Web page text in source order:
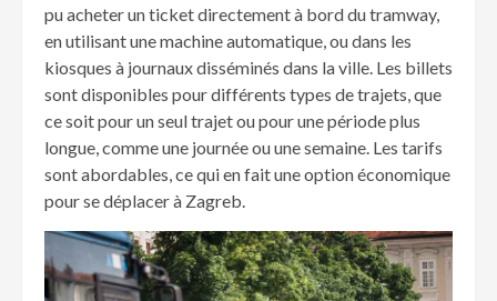
pu acheter un ticket directement à bord du tramway,
en utilisant une machine automatique, ou dans les
kiosques à journaux disséminés dans la ville. Les billets
sont disponibles pour différents types de trajets, que
ce soit pour un seul trajet ou pour une période plus
longue, comme une journée ou une semaine. Les tarifs
sont abordables, ce qui en fait une option économique
pour se déplacer à Zagreb.